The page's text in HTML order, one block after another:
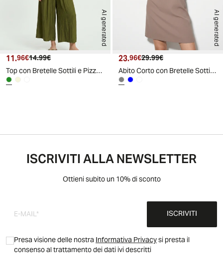
AI generated
Prezzo attuale
11.96€ Prezzo originale
14.99€
Top con Bretelle Sottili e Pizzo - Verde
AI generated
Prezzo attuale
23.96€ Prezzo originale
29.99€
Abito Corto con Bretelle Sottili - Grigio fango
ISCRIVITI ALLA NEWSLETTER
Ottieni subito un 10% di sconto
ISCRIVITI
Presa visione delle nostraInformativa Privacysi presta il
consenso al trattamento dei dati ivi descritti